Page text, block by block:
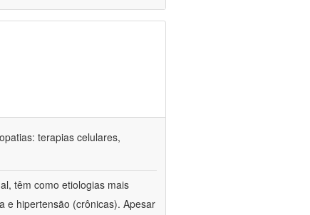
terapias celulares,
têm como etiologias mais
e hipertensão (crônicas). Apesar